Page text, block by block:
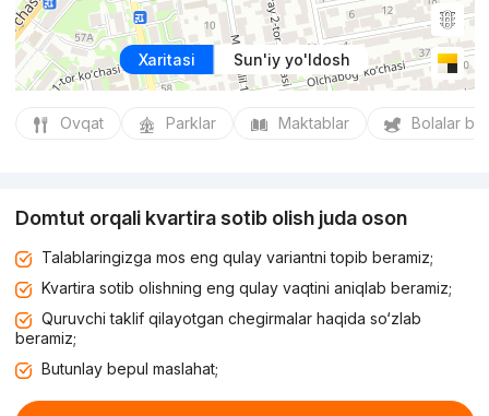
Xaritasi Sun'iy yo'ldosh
Ovqat Parklar Maktablar Bolalar
Domtut orqali kvartira sotib olish juda oson
Talablaringizga mos eng qulay variantni topib beramiz;
Kvartira sotib olishning eng qulay vaqtini aniqlab beramiz;
Quruvchi taklif qilayotgan chegirmalar haqida so‘zlab
beramiz;
Butunlay bepul maslahat;